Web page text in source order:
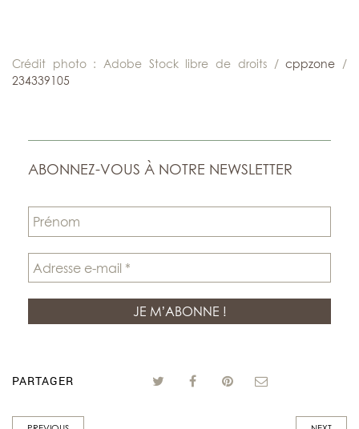
Crédit photo : Adobe Stock libre de droits /cppzone /
234339105
ABONNEZ-VOUS À NOTRE NEWSLETTER
PARTAGER